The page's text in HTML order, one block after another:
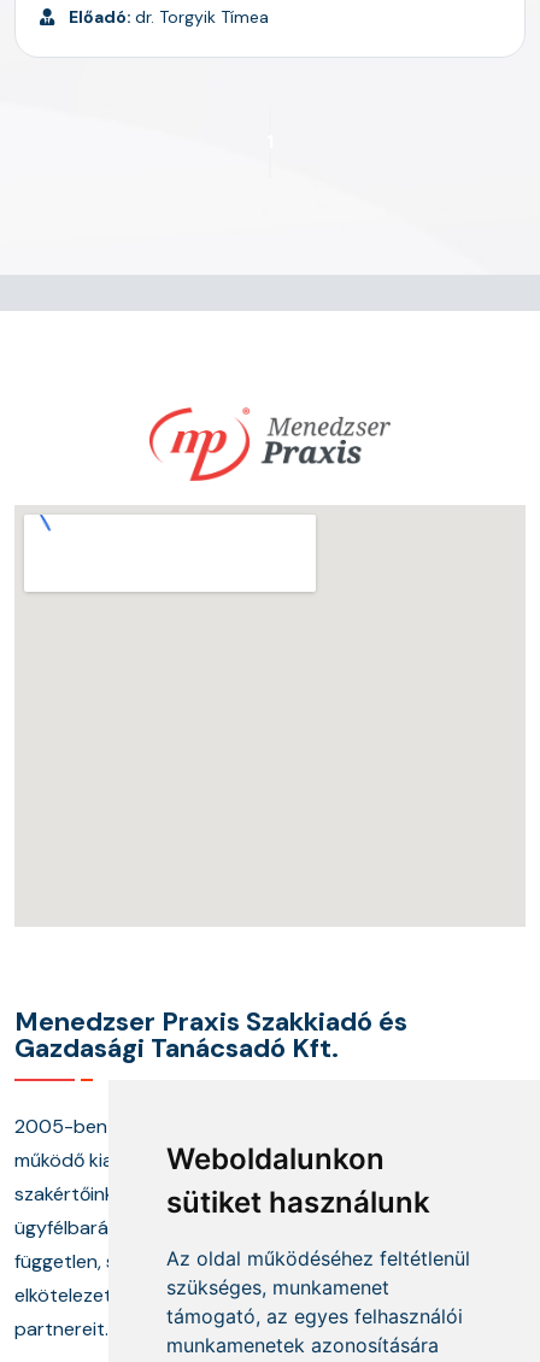
Weboldalunkon
sütiket használunk
Az oldal működéséhez feltétlenül
szükséges, munkamenet
támogató, az egyes felhasználói
munkamenetek azonosítására
Előadó: dr. Torgyik Tímea
Menedzser Praxis Szakkiadó és
Gazdasági Tanácsadó Kft.
2005-ben alapított cégünk és annak keretei között
működő kiadónk, képzési központunk, valamint
szakértőinkből álló tanácsadó munkacsoportunk
ügyfélbarát termékekkel és megoldásokkal, a
független, szakmai információszolgáltatás mellett
elkötelezetten segíti ügyfeleit és szakmai
partnereit.